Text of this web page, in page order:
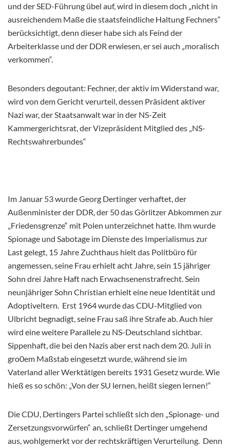
und der SED-Führung übel auf, wird in diesem doch „nicht in
ausreichendem Maße die staatsfeindliche Haltung Fechners“
berücksichtigt, denn dieser habe sich als Feind der
Arbeiterklasse und der DDR erwiesen, er sei auch „moralisch
verkommen“.
Besonders degoutant: Fechner, der aktiv im Widerstand war,
wird von dem Gericht verurteil, dessen Präsident aktiver
Nazi war, der Staatsanwalt war in der NS-Zeit
Kammergerichtsrat, der Vizepräsident Mitglied des „NS-
Rechtswahrerbundes“
Im Januar 53 wurde Georg Dertinger verhaftet, der
Außenminister der DDR, der 50 das Görlitzer Abkommen zur
„Friedensgrenze“ mit Polen unterzeichnet hatte. Ihm wurde
Spionage und Sabotage im Dienste des Imperialismus zur
Last gelegt, 15 Jahre Zuchthaus hielt das Politbüro für
angemessen, seine Frau erhielt acht Jahre, sein 15 jähriger
Sohn drei Jahre Haft nach Erwachsenenstrafrecht. Sein
neunjähriger Sohn Christian erhielt eine neue Identität und
Adoptiveltern. Erst 1964 wurde das CDU-Mitglied von
Ulbricht begnadigt, seine Frau saß ihre Strafe ab. Auch hier
wird eine weitere Parallele zu NS-Deutschland sichtbar.
Sippenhaft, die bei den Nazis aber erst nach dem 20. Juli in
gro0em Maßstab eingesetzt wurde, während sie im
Vaterland aller Werktätigen bereits 1931 Gesetz wurde. Wie
hieß es so schön: „Von der SU lernen, heißt siegen lernen!“
Die CDU, Dertingers Partei schließt sich den „Spionage- und
Zersetzungsvorwürfen“ an, schließt Dertinger umgehend
aus, wohlgemerkt vor der rechtskräftigen Verurteilung. Denn